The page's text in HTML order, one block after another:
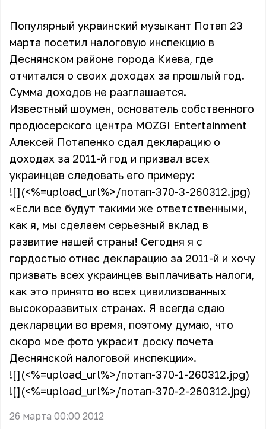
Популярный украинский музыкант Потап 23
марта посетил налоговую инспекцию в
Деснянском районе города Киева, где
отчитался о своих доходах за прошлый год.
Сумма доходов не разглашается.
Известный шоумен, основатель собственного
продюсерского центра MOZGI Entertainment
Алексей Потапенко сдал декларацию о
доходах за 2011-й год и призвал всех
украинцев следовать его примеру:
![](<%=upload_url%>/потап-370-3-260312.jpg)
«Если все будут такими же ответственными,
как я, мы сделаем серьезный вклад в
развитие нашей страны! Сегодня я с
гордостью отнес декларацию за 2011-й и хочу
призвать всех украинцев выплачивать налоги,
как это принято во всех цивилизованных
высокоразвитых странах. Я всегда сдаю
декларации во время, поэтому думаю, что
скоро мое фото украсит доску почета
Деснянской налоговой инспекции».
![](<%=upload_url%>/потап-370-1-260312.jpg)
![](<%=upload_url%>/потап-370-2-260312.jpg)
26 марта 00:00 2012